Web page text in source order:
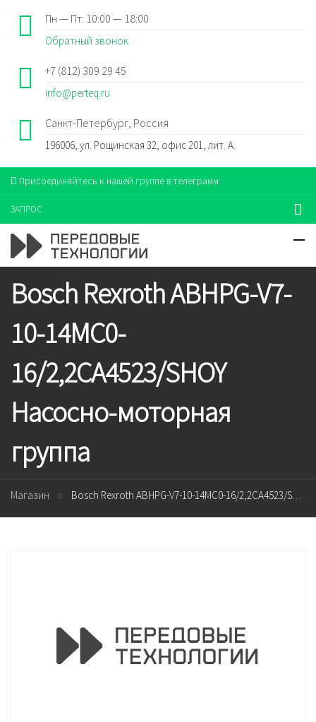
Пн — Пт: 10:00 — 18:00
Обратный звонок
+7 (812) 309 29 45
info@perteq.ru
Санкт-Петербург, Россия
196006, ул. Рощинская 32, офис 201, лит. А.
Присоединяйтесь к нашей группе в телеграмм
ЗАПРОС
Bosch Rexroth ABHPG-V7-
10-14MC0-
16/2,2CA4523/SHOY
Насосно-моторная
группа
Магазин Bosch Rexroth ABHPG-V7-10-14MC0-16/2,2CA4523/SHOY Насосно-моторная группа